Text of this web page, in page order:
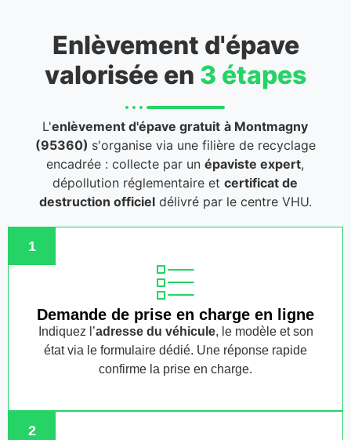
Enlèvement d'épave
valorisée en 3 étapes
L'enlèvement d'épave gratuit à Montmagny
(95360) s'organise via une filière de recyclage
encadrée : collecte par unépaviste expert,
dépollution réglementaire etcertificat de
destruction officieldélivré par le centre VHU.
1
Demande de prise en charge en ligne
Indiquez l’adresse du véhicule, le modèle et son
état via le formulaire dédié. Une réponse rapide
confirme la prise en charge.
2